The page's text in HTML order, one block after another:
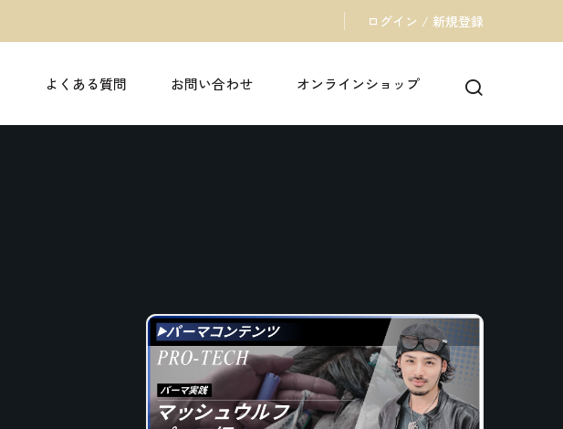
ログイン / 新規登録
よくある質問 お問い合わせ オンラインショップ